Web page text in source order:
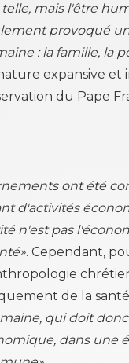
mais l'être
provoqué
: la famille, la
expansive
du Pape
ont été
d'activités
n'est pas
. Cependant,
de la
qui doit
dans une